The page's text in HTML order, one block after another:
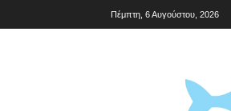
Πέμπτη, 6 Αυγούστου, 2026